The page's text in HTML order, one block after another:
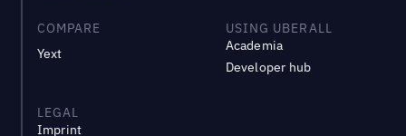
COMPARE
Yext
USING UBERALL
Academia
Developer hub
LEGAL
Imprint